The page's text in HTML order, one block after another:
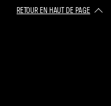
RETOUR EN HAUT DE PAGE​